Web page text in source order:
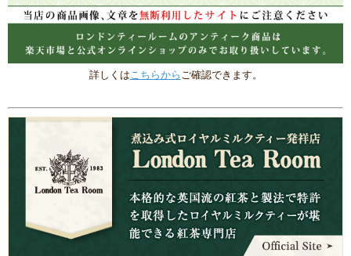
詳しくはこちらから ご確認できます。